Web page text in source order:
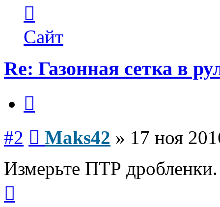
пользователя
Maks42
Сайт
Re: Газонная сетка в
#2 Maks42 » 17 ноя
Измерьте ПТР дробленки.
началу